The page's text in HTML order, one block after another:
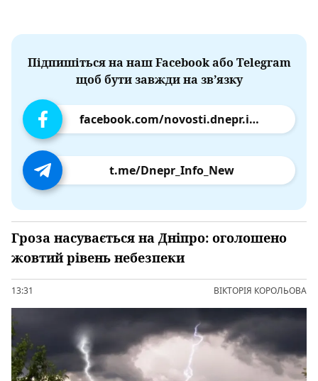
Підпишіться на наш Facebook або Telegram
щоб бути завжди на зв’язку
facebook.com/novosti.dnepr.info
t.me/Dnepr_Info_New
Гроза насувається на Дніпро: оголошено
жовтий рівень небезпеки
13:31 ВІКТОРІЯ КОРОЛЬОВА